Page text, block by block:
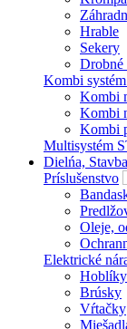
Hrable
Sekery
Drobné
Kombi
Kombi
Kombi
Kombi
Multisystém
Dielńa, Stavba
Príslušenstvo
Oleje,
Elektrické
Brúsky
Vŕtačky